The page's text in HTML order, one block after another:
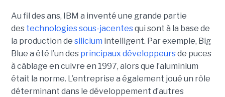
Au fil des ans, IBM a inventé une grande partie
des technologies sous-jacentesqui sont à la base de
la production de silicium intelligent. Par exemple, Big
Blue a été l’un des principaux développeursde puces
à câblage en cuivre en 1997, alors que l’aluminium
était la norme. L’entreprise a également joué un rôle
déterminant dans le développement d’autres